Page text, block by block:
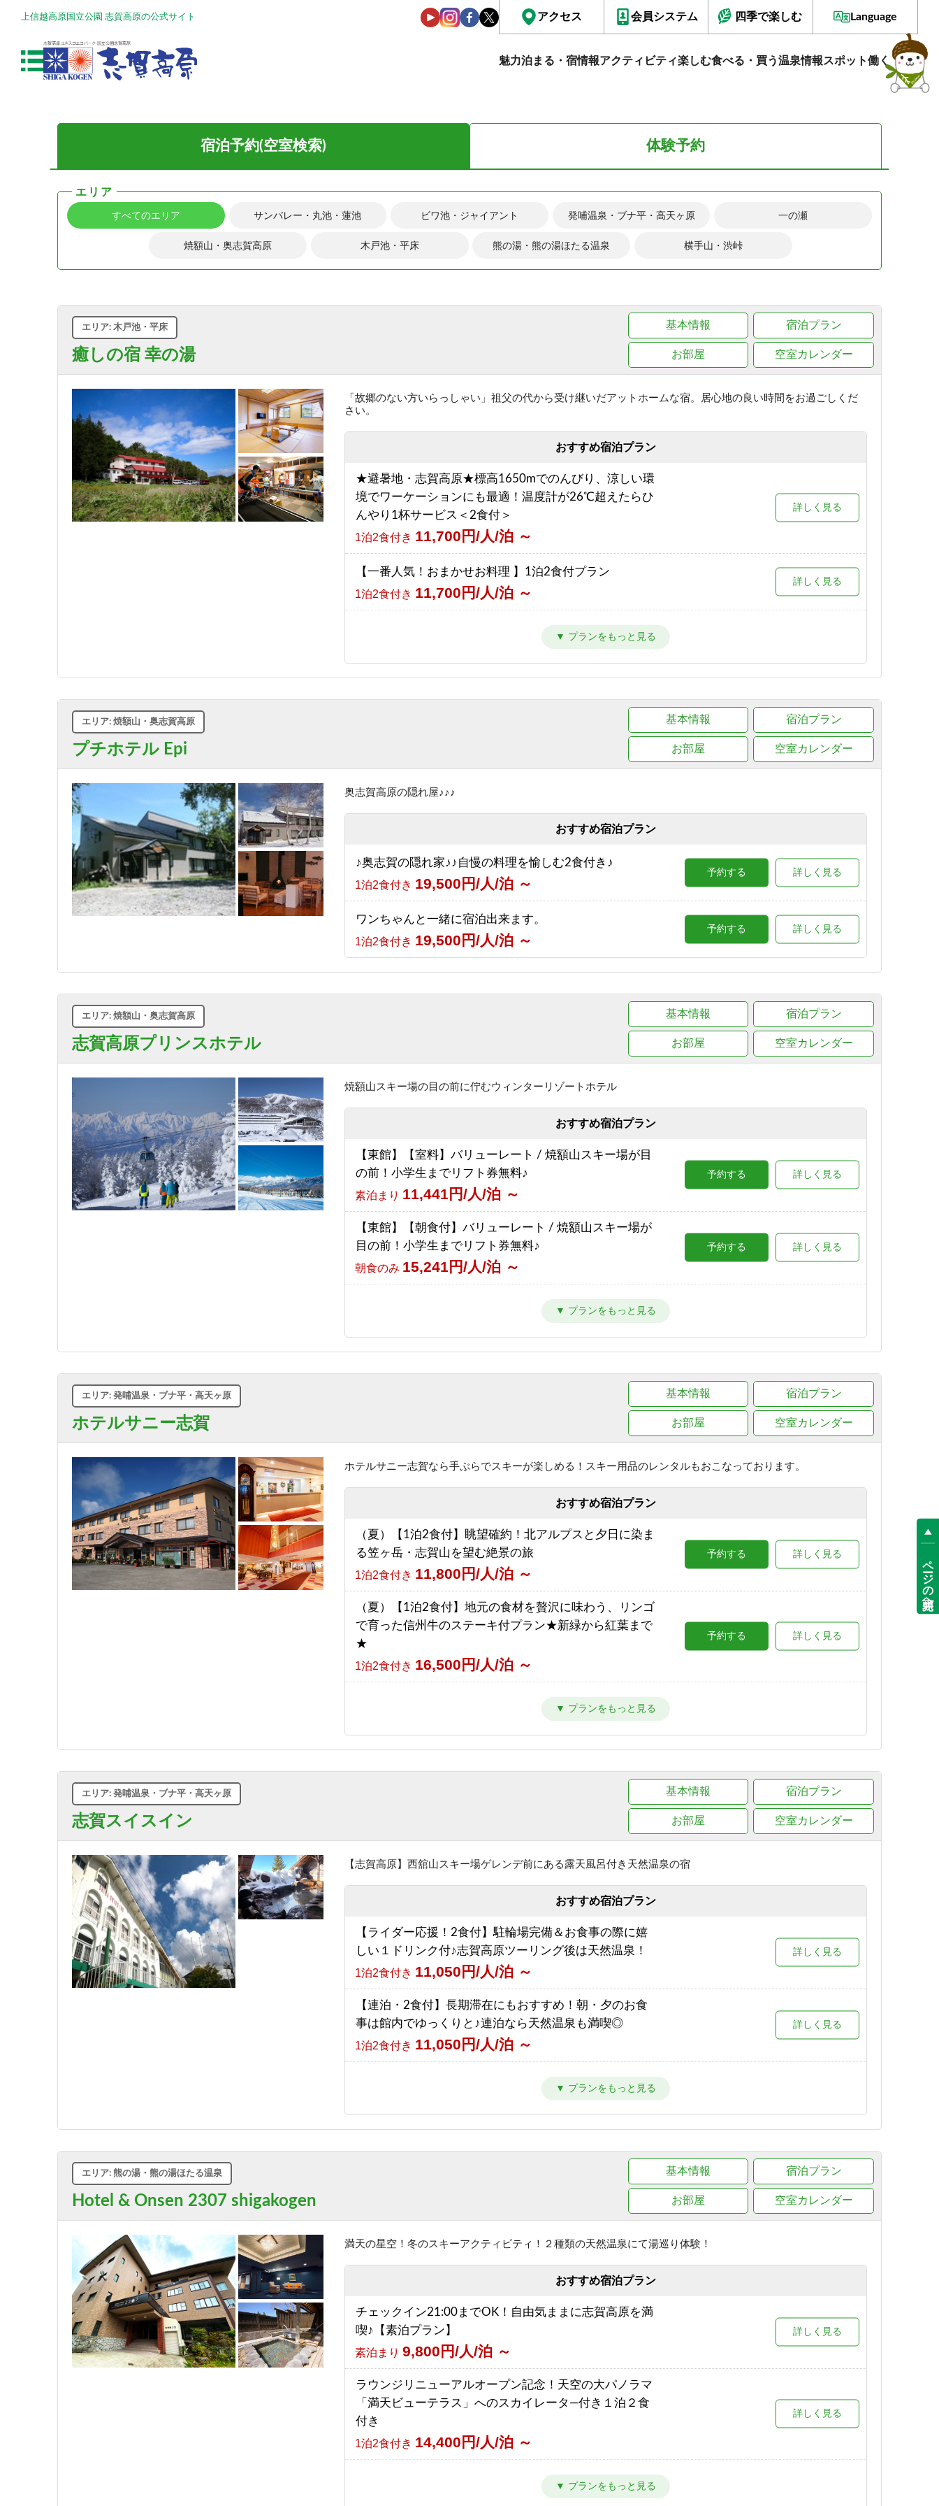
上信越高原国立公園 志賀高原の公式サイト アクセス 会員システム 四季で楽しむ Language
魅力泊まる・宿情報アクティビティ楽しむ食べる・買う温泉情報スポット働く
宿泊予約(空室検索) 体験予約
エリア
すべてのエリア サンバレー・丸池・蓮池 ビワ池・ジャイアント 発哺温泉・ブナ平・高天ヶ原 一の瀬
焼額山・奥志賀高原 木戸池・平床 熊の湯・熊の湯ほたる温泉 横手山・渋峠
癒しの宿 幸の湯
エリア: 木戸池・平床
「故郷のない方いらっしゃい」祖父の代から受け継いだアットホームな宿。居心地の良い時間をお過ごしくだ
さい。
基本情報 宿泊プラン
お部屋 空室カレンダー
おすすめ宿泊プラン
★避暑地・志賀高原★標高1650mでのんびり、涼しい環
境でワーケーションにも最適！温度計が26℃超えたらひ
んやり1杯サービス＜2食付＞
詳しく見る
1泊2食付き 11,700円/人/泊 ～
【一番人気！おまかせお料理 】1泊2食付プラン
詳しく見る
1泊2食付き 11,700円/人/泊 ～
詳しく見る
【1泊2食付き】大自然の中のサウナを満喫♪幸の湯のテ
ントサウナ90分＆オロポ1杯サービス！
詳しく見る
予約する
【グリーンシーズン限定】3泊以上のお得な連泊プラン
（1泊2食付き）
詳しく見る
予約する
【グリーンシーズン限定】3泊以上のお得な連泊プラン
（食事なし）
詳しく見る
予約する
詳しく見る
予約する
プチホテル Epi
エリア: 焼額山・奥志賀高原
奥志賀高原の隠れ屋♪♪♪
基本情報 宿泊プラン
お部屋 空室カレンダー
おすすめ宿泊プラン
♪奥志賀の隠れ家♪♪自慢の料理を愉しむ2食付き♪
詳しく見る
予約する
1泊2食付き 19,500円/人/泊 ～
ワンちゃんと一緒に宿泊出来ます。
詳しく見る
予約する
1泊2食付き 19,500円/人/泊 ～
志賀高原プリンスホテル
エリア: 焼額山・奥志賀高原
焼額山スキー場の目の前に佇むウィンターリゾートホテル
基本情報 宿泊プラン
お部屋 空室カレンダー
おすすめ宿泊プラン
【東館】【室料】バリューレート / 焼額山スキー場が目
の前！小学生までリフト券無料♪
詳しく見る
予約する
素泊まり 11,441円/人/泊 ～
【東館】【朝食付】バリューレート / 焼額山スキー場が
目の前！小学生までリフト券無料♪
詳しく見る
予約する
朝食のみ 15,241円/人/泊 ～
1泊2食付き24,941円/人/泊 ～
【東館】【室料】連泊プラン / 焼額山スキー場が目の
詳しく見る
予約する
【東館】【朝食付】連泊プラン / 焼額山スキー場が目の
前！小学生までリフト券無料♪
詳しく見る
予約する
朝食のみ13,811円/人/泊 ～
の前！小学生までリフト券無料♪
詳しく見る
予約する
1泊2食付き 23,511円/人/泊 ～
【南館】【室料】バリューレート / 焼額山スキー場が目
の前！小学生までリフト券無料♪
素泊まり7,763円/人/泊 ～
【南館】【朝食付】バリューレート/ 焼額山スキー場が
目の前！小学生までリフト券無料♪
詳しく見る
【南館】【夕朝食付】バリューレート/焼額山スキー場
17,763円/人/泊 ～
【南館】【室料】連泊プラン / 焼額山スキー場が目の
詳しく見る
【南館】【夕朝食付】連泊プラン / 焼額山スキー場が目
の前！小学生までリフト券無料♪
16,792円/人/泊 ～
【西館】【室料】バリューレート / 焼額山スキー場が目
の前！小学生までリフト券無料♪
8,166円/人/泊 ～
目の前！小学生までリフト券無料♪
詳しく見る
【西館】【室料】連泊プラン / 焼額山スキー場が目の
前！小学生までリフト券無料♪
詳しく見る
【西館】【朝食付】連泊プラン / 焼額山スキー場が目の
前！小学生までリフト券無料♪
詳しく見る
朝食のみ 10,445円/人/泊 ～
【西館】【夕朝食付】連泊プラン / 焼額山スキー場が目
の前！小学生までリフト券無料♪
詳しく見る
ホテルサニー志賀
エリア: 発哺温泉・ブナ平・高天ヶ原
ホテルサニー志賀なら手ぶらでスキーが楽しめる！スキー用品のレンタルもおこなっております。
基本情報 宿泊プラン
お部屋 空室カレンダー
おすすめ宿泊プラン
（夏）【1泊2食付】眺望確約！北アルプスと夕日に染ま
る笠ヶ岳・志賀山を望む絶景の旅
詳しく見る
予約する
1泊2食付き 11,800円/人/泊 ～
（夏）【1泊2食付】地元の食材を贅沢に味わう、リンゴ
で育った信州牛のステーキ付プラン★新緑から紅葉まで
★
詳しく見る
予約する
1泊2食付き 16,500円/人/泊 ～
トレッキングと温泉を楽しもう★新緑から紅葉まで★
1泊2食付き10,800円/人/泊 ～
（夏）【1泊夕食付】朝はゆっくり、自分時間。早朝出
詳しく見る
予約する
（夏）【素泊まり】星空の下でリフレッシュ！青葉が美
しい高原で過ごす気ままな休日
素泊まり9,000円/人/泊 ～
ラン！お食事はオプションで選択可能！
詳しく見る
素泊まり 8,500円/人/泊 ～
志賀スイスイン
エリア: 発哺温泉・ブナ平・高天ヶ原
【志賀高原】西舘山スキー場ゲレンデ前にある露天風呂付き天然温泉の宿
基本情報 宿泊プラン
お部屋 空室カレンダー
おすすめ宿泊プラン
【ライダー応援！2食付】駐輪場完備＆お食事の際に嬉
しい１ドリンク付♪志賀高原ツーリング後は天然温泉！
詳しく見る
1泊2食付き 11,050円/人/泊 ～
【連泊・2食付】長期滞在にもおすすめ！朝・夕のお食
事は館内でゆっくりと♪連泊なら天然温泉も満喫◎
詳しく見る
1泊2食付き 11,050円/人/泊 ～
ンダード2食！北アルプスを望む露天風呂付の温泉宿！
1泊2食付き12,050円/人/泊 ～
【夕食付】早朝に出発される方はこちら！北アルプスを
詳しく見る
【朝食付】ご到着が遅いご予約にもおすすめ！北アルプ
スを望む露天風呂付の温泉宿！
朝食のみ8,050円/人/泊 ～
ビスなしの割り切りプラン◎
詳しく見る
素泊まり4,000円/人/泊 ～
【2食付・連泊プラン】5泊以上のご宿泊で通常よりオト
ク！北アルプスを望む露天風呂付温泉宿
1泊2食付き10,000円/人/泊 ～
Hotel & Onsen 2307 shigakogen
エリア: 熊の湯・熊の湯ほたる温泉
満天の星空！冬のスキーアクティビティ！２種類の天然温泉にて湯巡り体験！
基本情報 宿泊プラン
お部屋 空室カレンダー
おすすめ宿泊プラン
チェックイン21:00までOK！自由気ままに志賀高原を満
喫♪【素泊プラン】
詳しく見る
素泊まり 9,800円/人/泊 ～
ラウンジリニューアルオープン記念！天空の大パノラマ
「満天ビューテラス」へのスカイレータ―付き１泊２食
付き
詳しく見る
1泊2食付き 14,400円/人/泊 ～
ページの先頭へ